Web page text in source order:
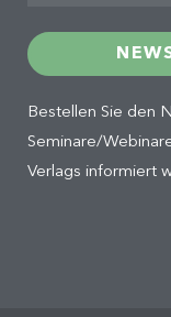
Bestellen Sie den
Seminare/
Verlags informiert